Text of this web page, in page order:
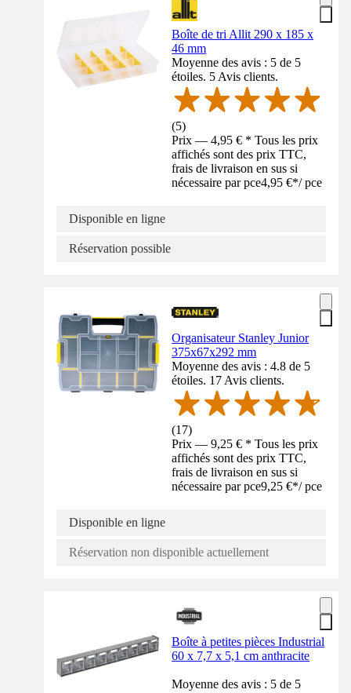
Boîte de tri Allit 290 x 185 x
46 mm
Moyenne des avis : 5 de 5
étoiles. 5 Avis clients.
(5)
Prix — 4,95 € * Tous les prix
affichés sont des prix TTC,
frais de livraison en sus si
nécessaire par pce4,95 €*/ pce
Disponible en ligne
Réservation possible
Organisateur Stanley Junior
375x67x292 mm
Moyenne des avis : 4.8 de 5
étoiles. 17 Avis clients.
(17)
Prix — 9,25 € * Tous les prix
affichés sont des prix TTC,
frais de livraison en sus si
nécessaire par pce9,25 €*/ pce
Disponible en ligne
Réservation non disponible actuellement
Boîte à petites pièces Industrial
60 x 7,7 x 5,1 cm anthracite
Moyenne des avis : 5 de 5